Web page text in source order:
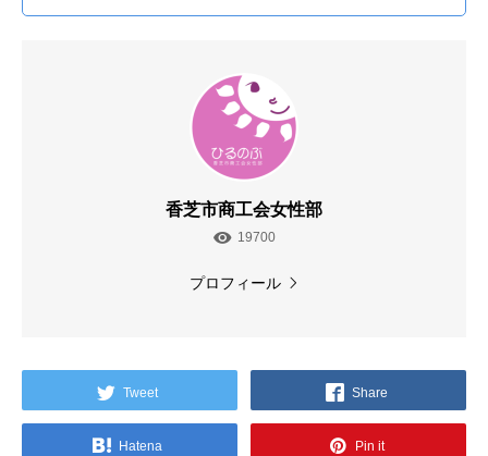
香芝市商工会女性部
19700
プロフィール
Tweet Share
Hatena Pin it